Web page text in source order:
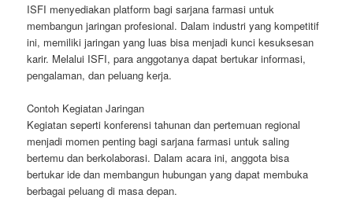
ISFI menyediakan platform bagi sarjana farmasi untuk
membangun jaringan profesional. Dalam industri yang kompetitif
ini, memiliki jaringan yang luas bisa menjadi kunci kesuksesan
karir. Melalui ISFI, para anggotanya dapat bertukar informasi,
pengalaman, dan peluang kerja.
Contoh Kegiatan Jaringan
Kegiatan seperti konferensi tahunan dan pertemuan regional
menjadi momen penting bagi sarjana farmasi untuk saling
bertemu dan berkolaborasi. Dalam acara ini, anggota bisa
bertukar ide dan membangun hubungan yang dapat membuka
berbagai peluang di masa depan.